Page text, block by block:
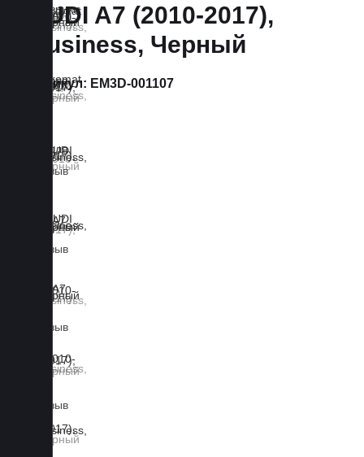
AUDI A7 (2010-2017),
Business, Черный
Артикул: EM3D-001107
1 отзыв
1 отзыв
1 отзыв
1 отзыв